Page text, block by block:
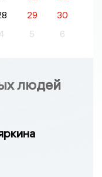
29
30
5 6
людей